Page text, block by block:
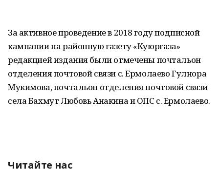
За активное проведение в 2018 году подписной
кампании на районную газету «Куюргаза»
редакцией издания были отмечены почтальон
отделения почтовой связи с. Ермолаево Гулнора
Мукимова, почтальон отделения почтовой связи
села Бахмут Любовь Анакина и ОПС с. Ермолаево.
Читайте нас